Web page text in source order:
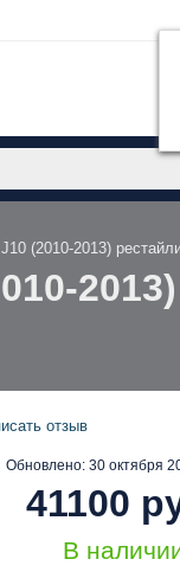
(2010-2013)
Обновлено: 30 октября
В
отзыв
41100